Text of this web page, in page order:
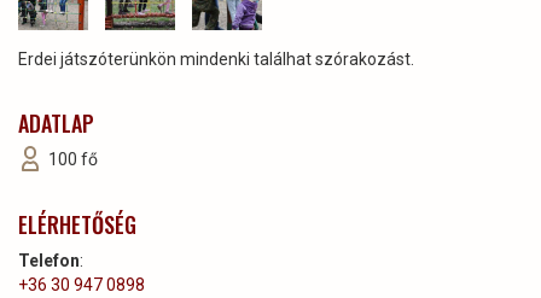
Erdei játszóterünkön mindenki találhat szórakozást.
ADATLAP
100 fő
ELÉRHETŐSÉG
Telefon:
+36 30 947 0898